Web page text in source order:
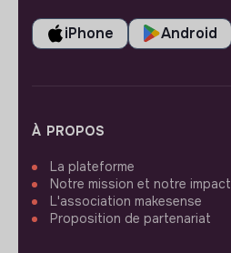
iPhone Android
À PROPOS
La plateforme
Notre mission et notre impact
L'association makesense
Proposition de partenariat